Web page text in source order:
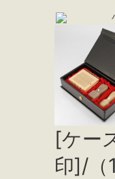
[ケー
印]/（